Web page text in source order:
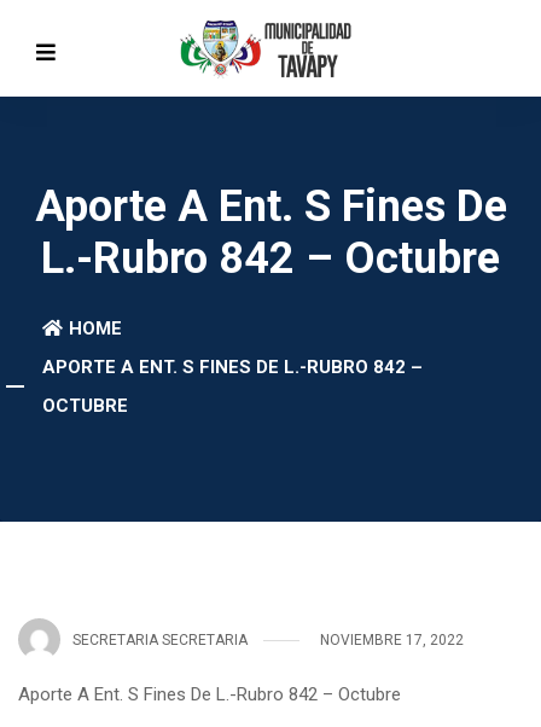
Aporte A Ent. S Fines De
L.-Rubro 842 – Octubre
HOME
APORTE A ENT. S FINES DE L.-RUBRO 842 –
OCTUBRE
SECRETARIA SECRETARIA NOVIEMBRE 17, 2022
Aporte A Ent. S Fines De L.-Rubro 842 – Octubre